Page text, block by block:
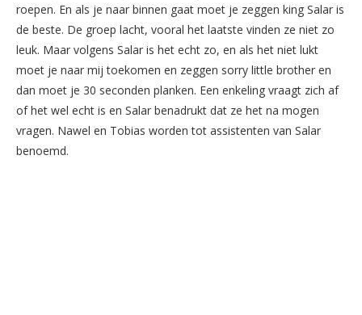
roepen. En als je naar binnen gaat moet je zeggen king Salar is
de beste. De groep lacht, vooral het laatste vinden ze niet zo
leuk. Maar volgens Salar is het echt zo, en als het niet lukt
moet je naar mij toekomen en zeggen sorry little brother en
dan moet je 30 seconden planken. Een enkeling vraagt zich af
of het wel echt is en Salar benadrukt dat ze het na mogen
vragen. Nawel en Tobias worden tot assistenten van Salar
benoemd.